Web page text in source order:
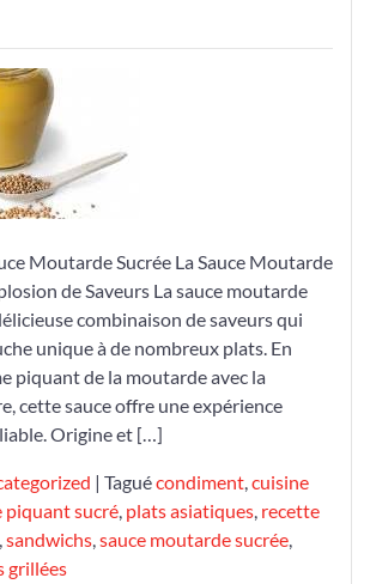
Moutarde Sucrée La Sauce Moutarde
de Saveurs La sauce moutarde
combinaison de saveurs qui
unique à de nombreux plats. En
piquant de la moutarde avec la
cette sauce offre une expérience
Origine et […]
| Taguécondiment,cuisine
piquant sucré, plats asiatiques, recette
,sandwichs,sauce moutarde sucrée,
grillées